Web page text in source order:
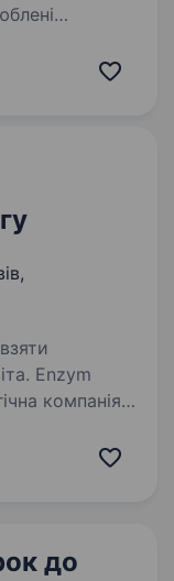
компанія
Ми працюємо
до